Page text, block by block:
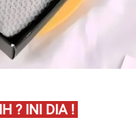
? INI DIA !